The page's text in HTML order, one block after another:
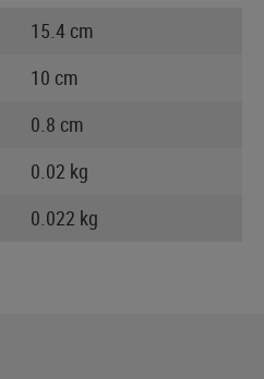
15.4 cm
10 cm
0.8 cm
0.02 kg
0.022 kg